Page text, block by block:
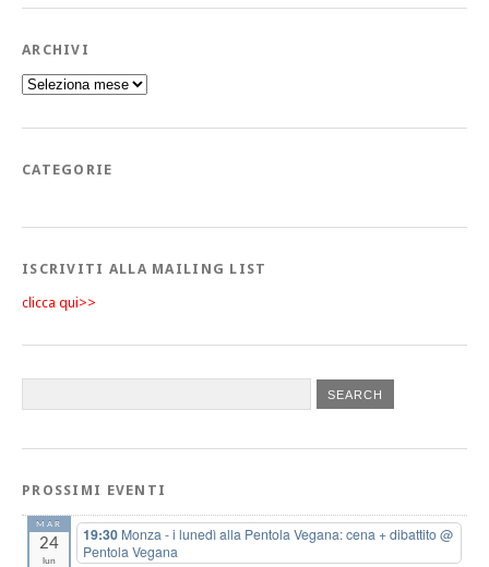
ARCHIVI
CATEGORIE
ISCRIVITI ALLA MAILING LIST
clicca qui>>
PROSSIMI EVENTI
MAR
24
lun
19:30 Monza - i lunedì alla Pentola Vegana: cena + dibattito@
Pentola Vegana